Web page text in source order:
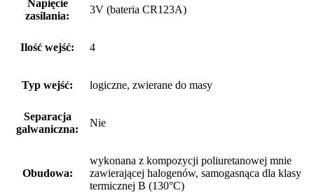
Napięcie
zasilania:
3V (bateria CR123A)
Ilość wejść: 4
Typ wejść: logiczne, zwierane do masy
Separacja
galwaniczna:
Nie
Obudowa:
wykonana z kompozycji poliuretanowej mnie
zawierającej halogenów, samogasnąca dla klasy
termicznej B (130°C)